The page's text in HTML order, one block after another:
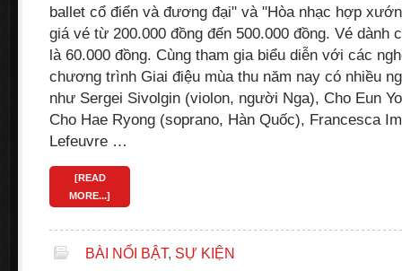
ballet cổ điển và đương đại" và "Hòa nhạc hợp
giá vé từ 200.000 đồng đến 500.000 đồng. Vé dành
là 60.000 đồng. Cùng tham gia biểu diễn với các
chương trình Giai điệu mùa thu năm nay có nhiều
như Sergei Sivolgin (violon, người Nga), Cho Eun
Cho Hae Ryong (soprano, Hàn Quốc), Francesca
Lefeuvre …
[READ
MORE...]
BÀI NỔI BẬT, SỰ KIỆN